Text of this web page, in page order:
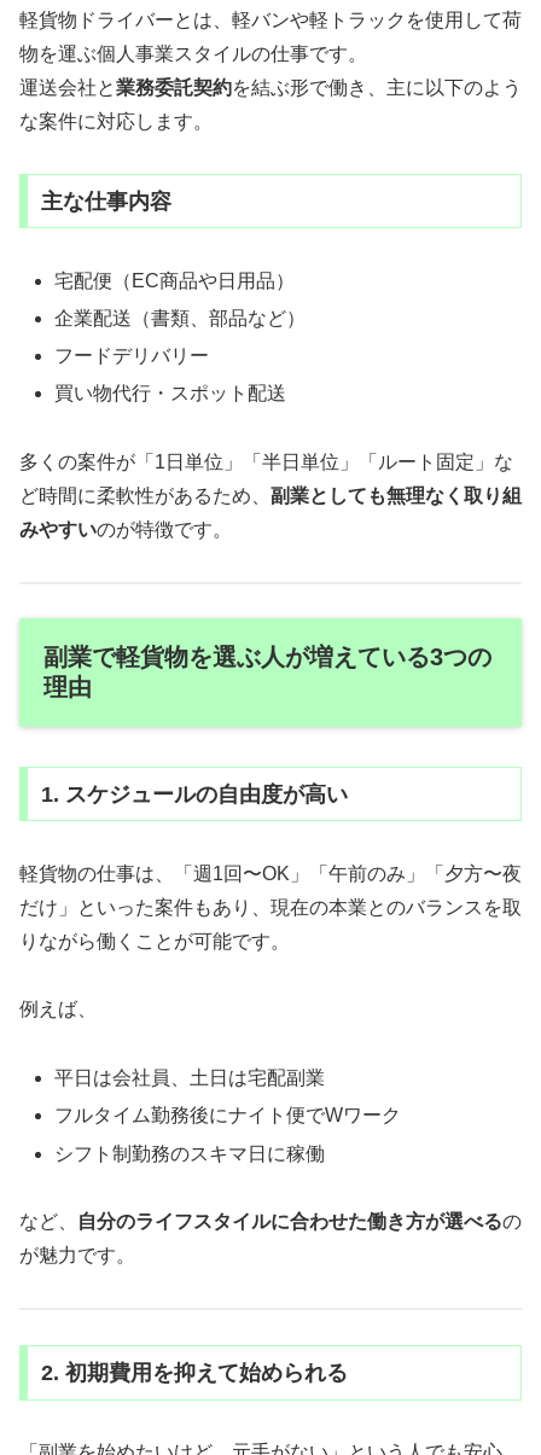
軽貨物ドライバーとは、軽バンや軽トラックを使用して荷
物を運ぶ個人事業スタイルの仕事です。
運送会社と業務委託契約を結ぶ形で働き、主に以下のよう
な案件に対応します。
主な仕事内容
宅配便（EC商品や日用品）
企業配送（書類、部品など）
フードデリバリー
買い物代行・スポット配送
多くの案件が「1日単位」「半日単位」「ルート固定」な
ど時間に柔軟性があるため、 副業としても無理なく取り組
みやすいのが特徴です。
副業で軽貨物を選ぶ人が増えている3つの
理由
1. スケジュールの自由度が高い
軽貨物の仕事は、「週1回〜OK」「午前のみ」「夕方〜夜
だけ」といった案件もあり、現在の本業とのバランスを取
りながら働くことが可能です。
例えば、
平日は会社員、土日は宅配副業
フルタイム勤務後にナイト便でWワーク
シフト制勤務のスキマ日に稼働
など、 自分のライフスタイルに合わせた働き方が選べるの
が魅力です。
2. 初期費用を抑えて始められる